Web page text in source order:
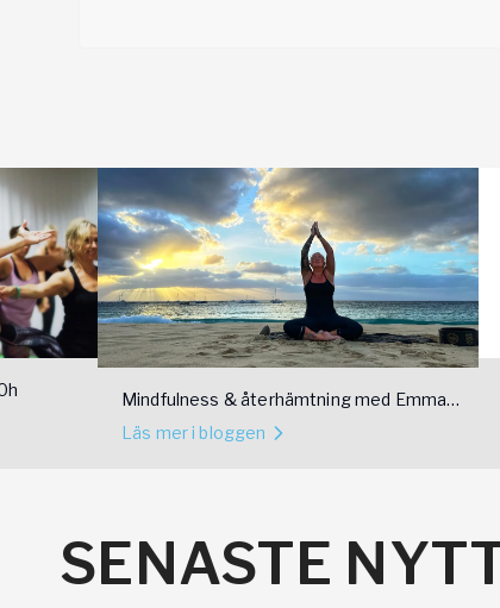
Mindfulness & återhämtning med Emma
Guldner
Läs mer i bloggen
SENASTE